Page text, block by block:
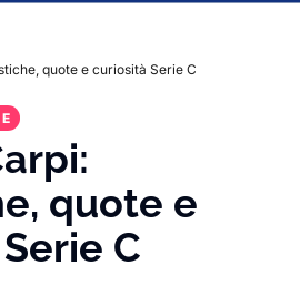
quote e curiosità Serie C
quote e
C